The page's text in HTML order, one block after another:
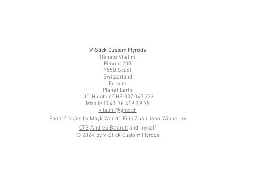
V-Stick Custom Flyrods
Renato Vitalini
Pimunt 200
7550 Scuol
Switzerland
Europe
Planet Earth
UID Number CHE-337.047.322
Mobile 0041 76 419 19 78
vitalini@gmx.ch
Photo Credits by Mayk Wendt Filip Zuan Jono Winnel by
CTS Andrea Badrutt and myself
© 2024 by V-Stick Custom Flyrods